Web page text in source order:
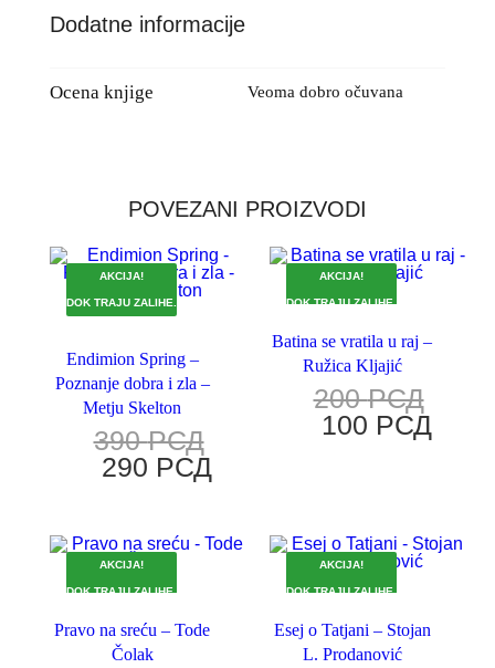
Dodatne informacije
Ocena knjige Veoma dobro očuvana
POVEZANI PROIZVODI
AKCIJA!
DOK TRAJU ZALIHE.
Endimion Spring –
Poznanje dobra i zla –
Metju Skelton
390РСД
290 РСД
AKCIJA!
DOK TRAJU ZALIHE.
Batina se vratila u raj –
Ružica Kljajić
200РСД
100 РСД
AKCIJA!
DOK TRAJU ZALIHE.
Pravo na sreću – Tode
Čolak
AKCIJA!
DOK TRAJU ZALIHE.
Esej o Tatjani – Stojan
L. Prodanović